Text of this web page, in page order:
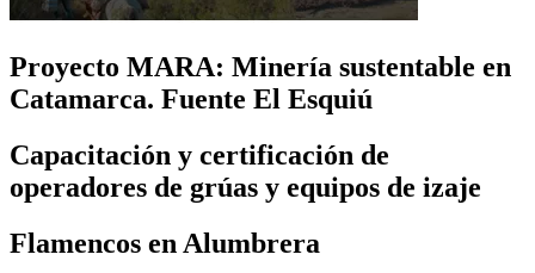
Proyecto MARA: Minería sustentable en
Catamarca. Fuente El Esquiú
Capacitación y certificación de
operadores de grúas y equipos de izaje
Flamencos en Alumbrera